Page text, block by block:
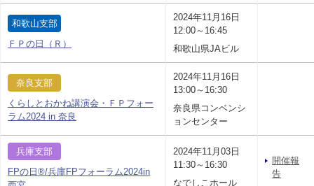
和歌山支部
ＦＰの日（Ｒ）
2024年11月16日
12:00～16:45
和歌山県JAビル
奈良支部
くらしとおかね講演会・ＦＰフォー
ラム2024 in 奈良
2024年11月16日
13:00～16:30
奈良県コンベンシ
ョンセンター
兵庫支部
FPの日®/兵庫FPフォーラム2024in
2024年11月03日
11:30～16:30
なでしこホール
開催報
告